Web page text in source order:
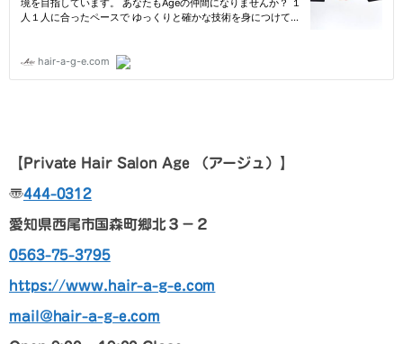
【Private Hair Salon Age （アージュ） 】
〠444-0312
愛知県西尾市国森町郷北３－２
0563-75-3795
https://www.hair-a-g-e.com
mail@hair-a-g-e.com